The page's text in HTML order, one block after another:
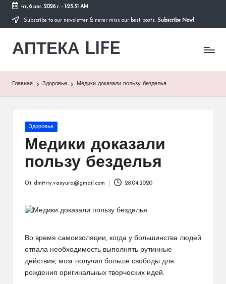
Перейти
содержимому
чт, 6 авг. 2026 г.- 1:23:31 AM
Subscribe to our newsletter & never miss our best posts. Subscribe Now!
АПТЕКА LIFE
сайт
Главная Здоровье Медики доказали пользу безделья
Опубликовано
Здоровье
Медики доказали
пользу безделья
От dmitriy.vasyura@gmail.com 28.04.2020
Во время самоизоляции, когда у большинства людей
отпала необходимость выполнять рутинные
действия, мозг получил больше свободы для
рождения оригинальных творческих идей.